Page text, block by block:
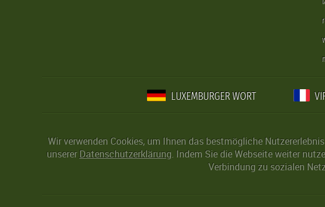
LUXEMBURGER WORT
Wir verwenden Cookies, um Ihnen das bestmögliche
unserer Datenschutzerklärung. Indem Sie die Webseite weiter
Verbindung zu sozialen